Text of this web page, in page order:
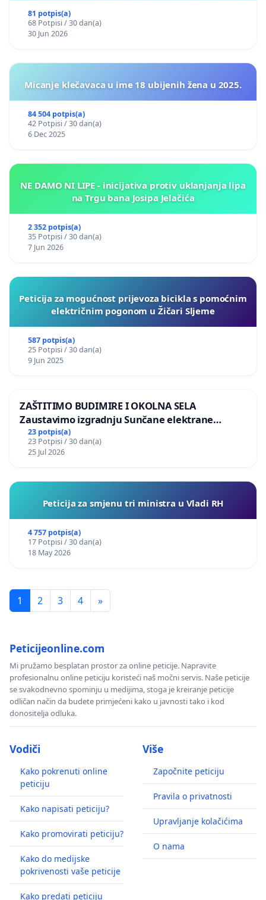
81 potpis(a)
68 Potpisi / 30 dan(a)
30 Jun 2026
Micanje klečavaca u ime 18 ubijenih žena u 2025.
84 504 potpis(a)
42 Potpisi / 30 dan(a)
6 Dec 2025
NE DAMO NI LIPE - inicijativa protiv uklanjanja lipa
na Trgu bana Josipa Jelačića
2 352 potpis(a)
35 Potpisi / 30 dan(a)
7 Jun 2026
Peticija za mogućnost prijevoza bicikla s pomoćnim
električnim pogonom u Žičari Sljeme
587 potpis(a)
25 Potpisi / 30 dan(a)
9 Jun 2025
ZAŠTITIMO BUDIMIRE I OKOLNA SELA
Zaustavimo izgradnju Sunčane elektrane
Vedrine na području Ugljana
23 potpis(a)
23 Potpisi / 30 dan(a)
25 Jul 2026
Peticija za smjenu tri ministra u Vladi RH
4 757 potpis(a)
17 Potpisi / 30 dan(a)
18 May 2026
1 2 3 4 »
Peticijeonline.com
Mi pružamo besplatan prostor za online peticije. Napravite
profesionalnu online peticiju koristeći naš močni servis. Naše peticije
se svakodnevno spominju u medijima, stoga je kreiranje peticije
odličan način da budete primjećeni kako u javnosti tako i kod
donositelja odluka.
Vodiči
Kako pokrenuti online
peticiju
Kako napisati peticiju?
Kako promovirati peticiju?
Kako do medijske
pokrivenosti vaše peticije
Kako predati peticiju
Više
Započnite peticiju
Pravila o privatnosti
Upravljanje kolačićima
O nama